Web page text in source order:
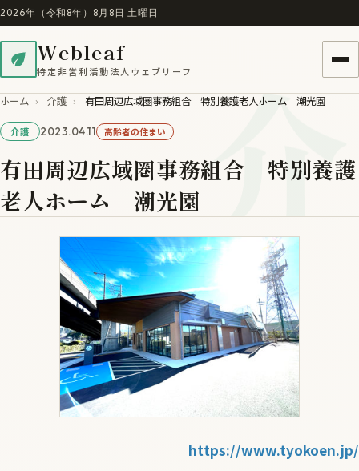
2026年（令和8年）8月8日 土曜日
Webleaf
特定非営利活動法人ウェブリーフ 介
ホーム › 介護 › 有田周辺広域圏事務組合 特別養護老人ホーム 潮光園
介護 2023.04.11 高齢者の住まい
有田周辺広域圏事務組合 特別養護
老人ホーム 潮光園
https://www.tyokoen.jp/